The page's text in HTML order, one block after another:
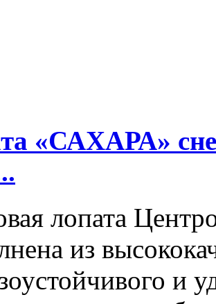
«САХАРА»
лопата
из
и